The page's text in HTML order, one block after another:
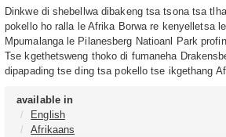
Dinkwe di shebellwa dibakeng tsa tsona tsa
pokello ho ralla le Afrika Borwa re kenyelletsa
Mpumalanga le Pilanesberg Natioanl Park
Tse kgethetsweng thoko di fumaneha
dipapading tse ding tsa pokello tse ikgethang
available in
English
Afrikaans